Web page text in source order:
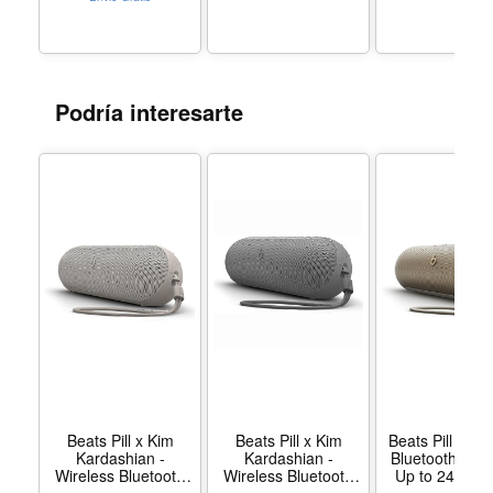
Matte Black - Estilo
Podría interesarte
Beats Pill x Kim
Kardashian -
Wireless Bluetooth
Beats Pill x Kim
Kardashian -
Wireless Bluetooth
Beats Pill -
Bluetooth
Up to 24H